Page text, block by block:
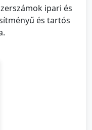
ipari és
és tartós